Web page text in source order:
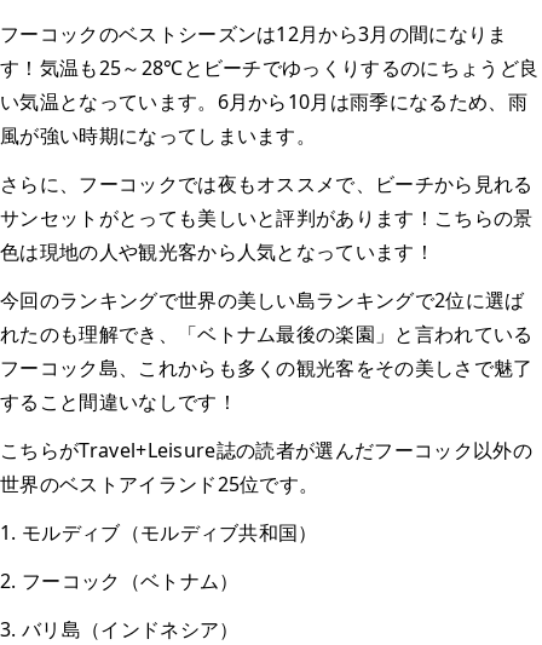
フーコックのベストシーズンは12月から3月の間になりま
す！気温も25～28℃とビーチでゆっくりするのにちょうど良
い気温となっています。6月から10月は雨季になるため、雨
風が強い時期になってしまいます。
さらに、フーコックでは夜もオススメで、ビーチから見れる
サンセットがとっても美しいと評判があります！こちらの景
色は現地の人や観光客から人気となっています！
今回のランキングで世界の美しい島ランキングで2位に選ば
れたのも理解でき、「ベトナム最後の楽園」と言われている
フーコック島、これからも多くの観光客をその美しさで魅了
すること間違いなしです！
こちらがTravel+Leisure誌の読者が選んだフーコック以外の
世界のベストアイランド25位です。
1. モルディブ（モルディブ共和国）
2. フーコック（ベトナム）
3. バリ島（インドネシア）